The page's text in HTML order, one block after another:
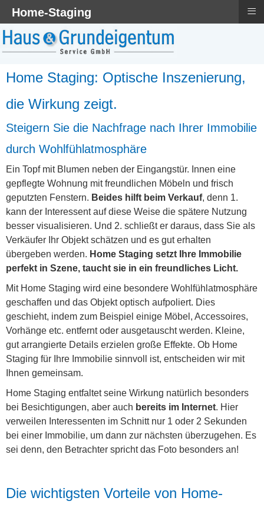
Home Staging: Optische Inszenierung,
die Wirkung zeigt.
Steigern Sie die Nachfrage nach Ihrer Immobilie
durch Wohlfühlatmosphäre
Ein Topf mit Blumen neben der Eingangstür. Innen eine
gepflegte Wohnung mit freundlichen Möbeln und frisch
geputzten Fenstern. Beides hilft beim Verkauf, denn 1.
kann der Interessent auf diese Weise die spätere Nutzung
besser visualisieren. Und 2. schließt er daraus, dass Sie als
Verkäufer Ihr Objekt schätzen und es gut erhalten
übergeben werden. Home Staging setzt Ihre Immobilie
perfekt in Szene, taucht sie in ein freundliches Licht.
Mit Home Staging wird eine besondere Wohlfühlatmosphäre
geschaffen und das Objekt optisch aufpoliert. Dies
geschieht, indem zum Beispiel einige Möbel, Accessoires,
Vorhänge etc. entfernt oder ausgetauscht werden. Kleine,
gut arrangierte Details erzielen große Effekte. Ob Home
Staging für Ihre Immobilie sinnvoll ist, entscheiden wir mit
Ihnen gemeinsam.
Home Staging entfaltet seine Wirkung natürlich besonders
bei Besichtigungen, aber auch bereits im Internet. Hier
verweilen Interessenten im Schnitt nur 1 oder 2 Sekunden
bei einer Immobilie, um dann zur nächsten überzugehen. Es
sei denn, den Betrachter spricht das Foto besonders an!
Die wichtigsten Vorteile von Home-
Home-Staging ≡